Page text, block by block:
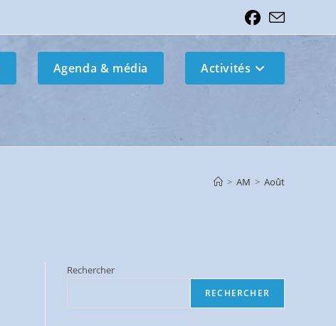
Agenda & média Activités
> AM > Août
Rechercher
RECHERCHER